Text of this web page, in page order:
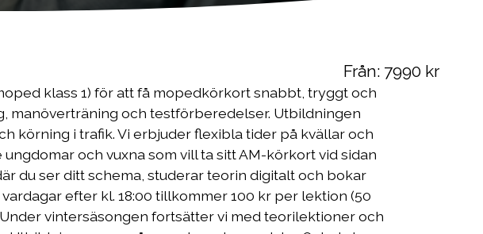
Från: 7990 kr
klass 1) för att få mopedkörkort snabbt, tryggt och
manöverträning och testförberedelser. Utbildningen
körning i trafik. Vi erbjuder flexibla tider på kvällar och
och vuxna som vill ta sitt AM-körkort vid sidan
du ser ditt schema, studerar teorin digitalt och bokar
efter kl. 18:00 tillkommer 100 kr per lektion (50
vintersäsongen fortsätter vi med teorilektioner och